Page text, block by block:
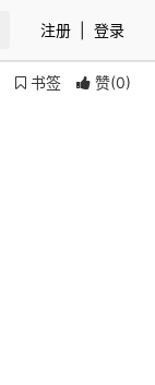
注册 登录
书签 赞(0)